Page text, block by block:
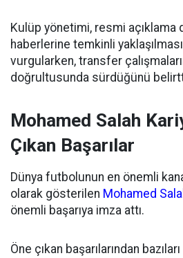
Kulüp yönetimi, resmi açıklama
haberlerine temkinli
vurgularken, transfer
doğrultusunda sürdüğünü
Mohamed Salah
Çıkan Başarılar
Dünya futbolunun en önemli
olarak gösterilen Mohamed
önemli başarıya imza attı.
Öne çıkan başarılarından